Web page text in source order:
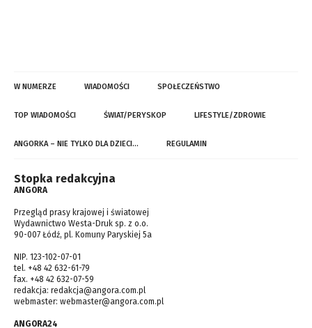
W NUMERZE WIADOMOŚCI SPOŁECZEŃSTWO
TOP WIADOMOŚCI ŚWIAT/PERYSKOP LIFESTYLE/ZDROWIE
ANGORKA – NIE TYLKO DLA DZIECI… REGULAMIN
Stopka redakcyjna
ANGORA
Przegląd prasy krajowej i światowej
Wydawnictwo Westa-Druk sp. z o.o.
90-007 Łódź, pl. Komuny Paryskiej 5a
NIP. 123-102-07-01
tel. +48 42 632-61-79
fax. +48 42 632-07-59
redakcja: redakcja@angora.com.pl
webmaster: webmaster@angora.com.pl
ANGORA24